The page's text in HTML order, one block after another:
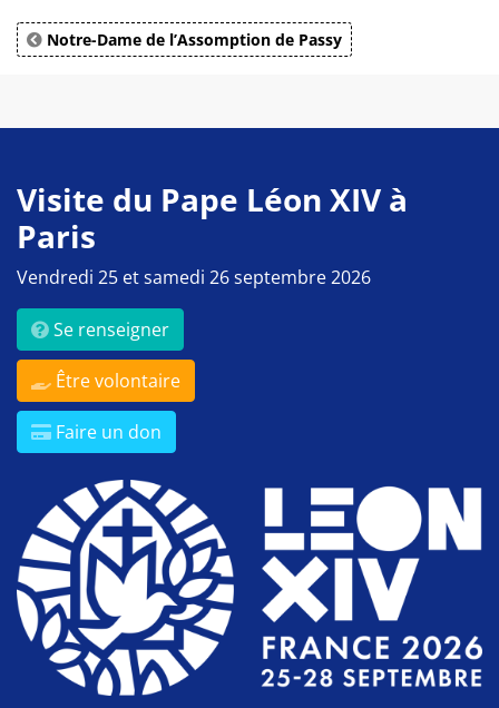
Notre-Dame de l’Assomption de Passy
Visite du Pape Léon XIV à
Paris
Vendredi 25 et samedi 26 septembre 2026
Se renseigner
Être volontaire
Faire un don